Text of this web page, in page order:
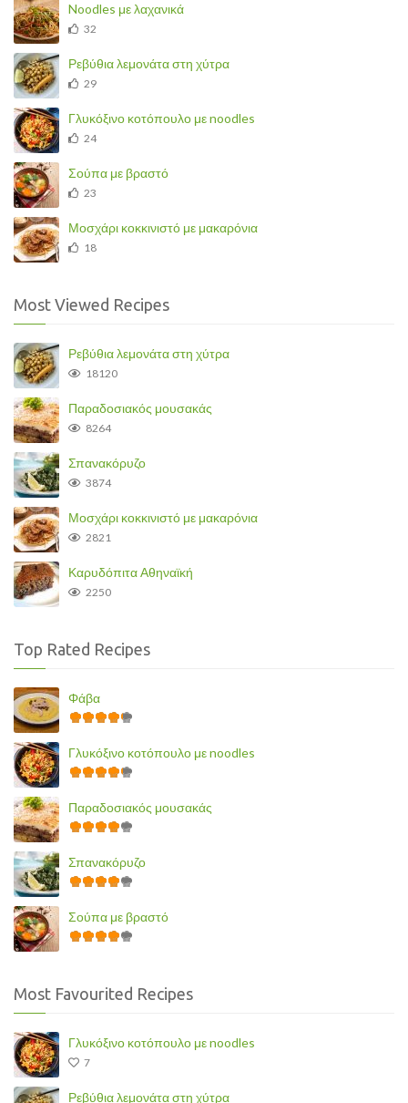
Noodles με λαχανικά
32
Ρεβύθια λεμονάτα στη χύτρα
29
Γλυκόξινο κοτόπουλο με noodles
24
Σούπα με βραστό
23
Μοσχάρι κοκκινιστό με μακαρόνια
18
Most Viewed Recipes
Ρεβύθια λεμονάτα στη χύτρα
18120
Παραδοσιακός μουσακάς
8264
Σπανακόρυζο
3874
Μοσχάρι κοκκινιστό με μακαρόνια
2821
Καρυδόπιτα Αθηναϊκή
2250
Top Rated Recipes
Φάβα
Γλυκόξινο κοτόπουλο με noodles
Παραδοσιακός μουσακάς
Σπανακόρυζο
Σούπα με βραστό
Most Favourited Recipes
Γλυκόξινο κοτόπουλο με noodles
7
Ρεβύθια λεμονάτα στη χύτρα